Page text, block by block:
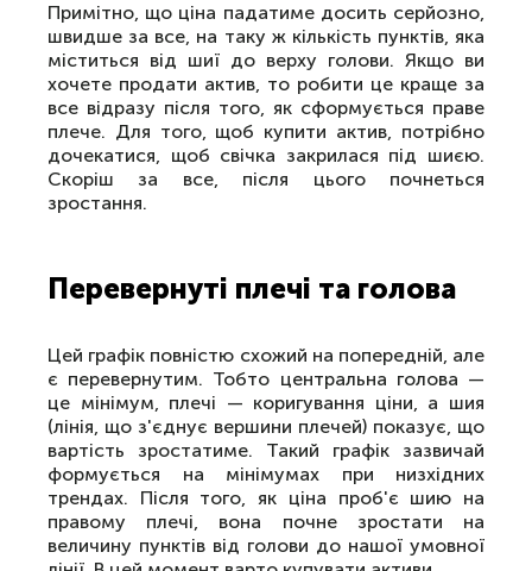
Примітно, що ціна падатиме досить серйозно,
швидше за все, на таку ж кількість пунктів, яка
міститься від шиї до верху голови. Якщо ви
хочете продати актив, то робити це краще за
все відразу після того, як сформується праве
плече. Для того, щоб купити актив, потрібно
дочекатися, щоб свічка закрилася під шиєю.
Скоріш за все, після цього почнеться
зростання.
Перевернуті плечі та голова
Цей графік повністю схожий на попередній, але
є перевернутим. Тобто центральна голова —
це мінімум, плечі — коригування ціни, а шия
(лінія, що з'єднує вершини плечей) показує, що
вартість зростатиме. Такий графік зазвичай
формується на мінімумах при низхідних
трендах. Після того, як ціна проб'є шию на
правому плечі, вона почне зростати на
величину пунктів від голови до нашої умовної